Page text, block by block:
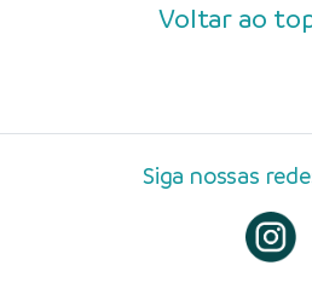
Voltar ao
Siga nossas